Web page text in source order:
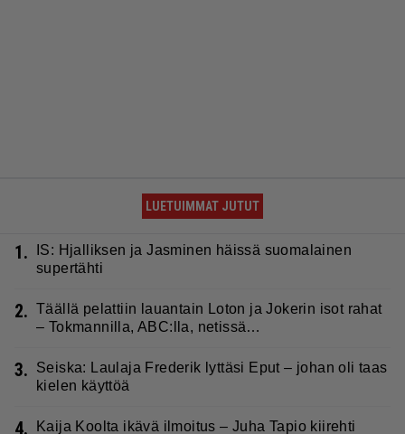
LUETUIMMAT JUTUT
1.
IS: Hjalliksen ja Jasminen häissä suomalainen
supertähti
2. Täällä pelattiin lauantain Loton ja Jokerin isot rahat
– Tokmannilla, ABC:lla, netissä…
3.
Seiska: Laulaja Frederik lyttäsi Eput – johan oli taas
kielen käyttöä
4.
Kaija Koolta ikävä ilmoitus – Juha Tapio kiirehti